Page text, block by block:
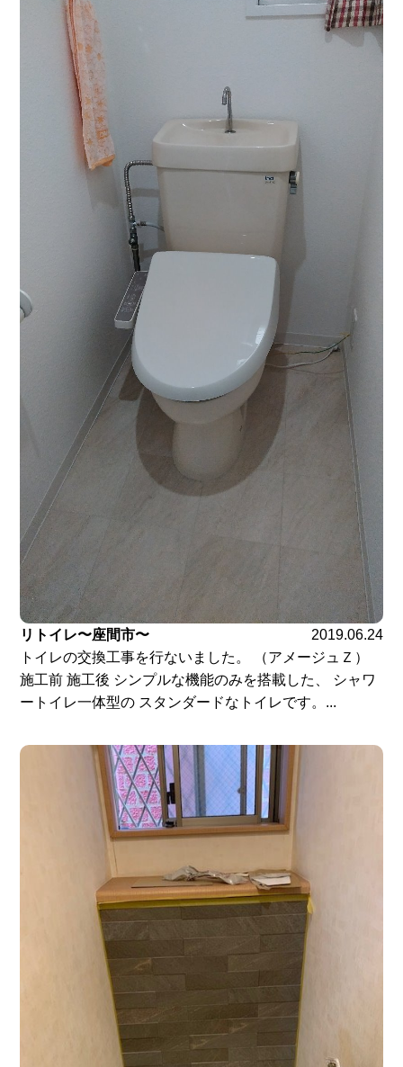
リトイレ〜座間市〜
2019.06.24
トイレの交換工事を行ないました。 （アメージュＺ）
施工前 施工後 シンプルな機能のみを搭載した、 シャワ
ートイレ一体型の スタンダードなトイレです。...